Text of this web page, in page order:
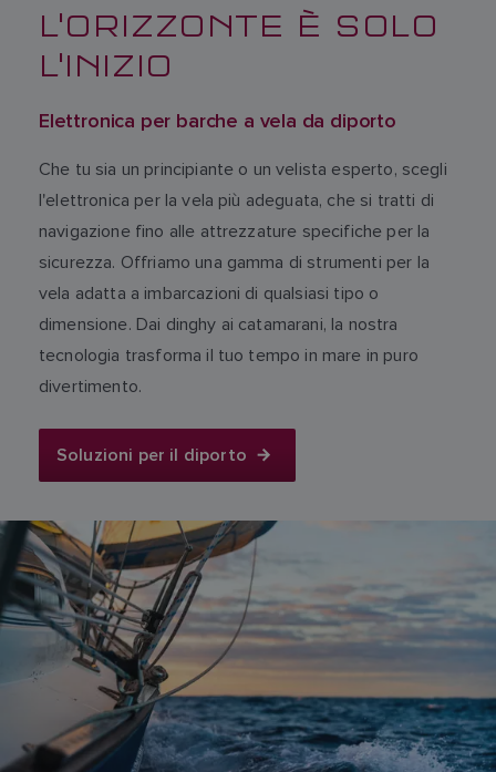
L'ORIZZONTE È SOLO
L'INIZIO
Elettronica per barche a vela da diporto
Che tu sia un principiante o un velista esperto, scegli
l'elettronica per la vela più adeguata, che si tratti di
navigazione fino alle attrezzature specifiche per la
sicurezza. Offriamo una gamma di strumenti per la
vela adatta a imbarcazioni di qualsiasi tipo o
dimensione. Dai dinghy ai catamarani, la nostra
tecnologia trasforma il tuo tempo in mare in puro
divertimento.
Soluzioni per il diporto